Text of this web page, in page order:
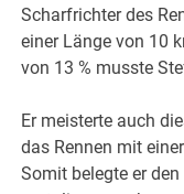
Scharfrichter des
einer Länge von 10
von 13 % musste
Er meisterte auch
das Rennen mit
Somit belegte er